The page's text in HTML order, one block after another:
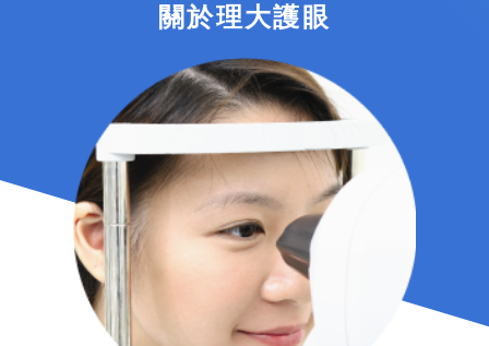
關於理大護眼